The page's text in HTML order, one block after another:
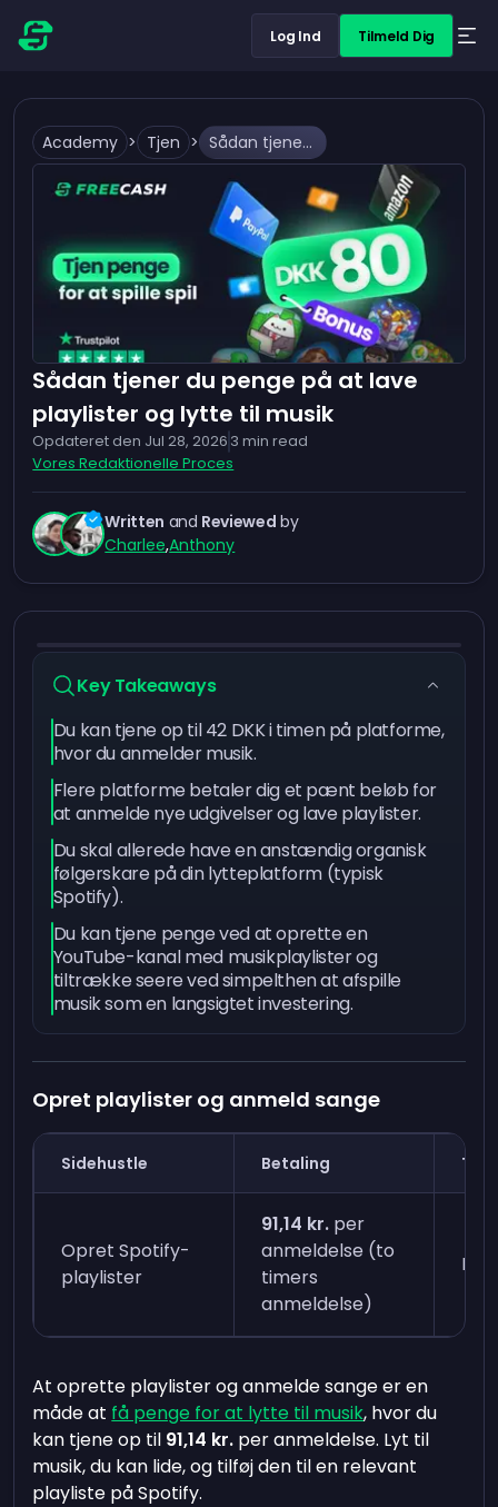
Log Ind Tilmeld Dig
Academy > Tjen > Sådan tjener du penge på at lave playlister og lytte til musik
Sådan tjener du penge på at lave
playlister og lytte til musik
Opdateret den Jul 28, 2026 3 min read
Vores Redaktionelle Proces
Written and Reviewed by
Charlee,Anthony
Key Takeaways
Du kan tjene op til 42 DKK i timen på platforme,
hvor du anmelder musik.
Flere platforme betaler dig et pænt beløb for
at anmelde nye udgivelser og lave playlister.
Du skal allerede have en anstændig organisk
følgerskare på din lytteplatform (typisk
Spotify).
Du kan tjene penge ved at oprette en
YouTube-kanal med musikplaylister og
tiltrække seere ved simpelthen at afspille
musik som en langsigtet investering.
Opret playlister og anmeld sange
Sidehustle Betaling Tid
Opret Spotify-
playlister
91,14 kr. per
anmeldelse (to
timers
anmeldelse)
En
At oprette playlister og anmelde sange er en
måde at få penge for at lytte til musik, hvor du
kan tjene op til 91,14 kr. per anmeldelse. Lyt til
musik, du kan lide, og tilføj den til en relevant
playliste på Spotify.